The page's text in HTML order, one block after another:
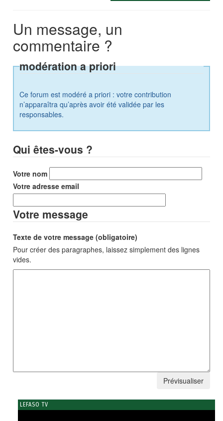
Un message, un
commentaire ?
modération a priori
Ce forum est modéré a priori : votre contribution
n’apparaîtra qu’après avoir été validée par les
responsables.
Qui êtes-vous ?
Votre nom
Votre adresse email
Votre message
Texte de votre message (obligatoire)
Pour créer des paragraphes, laissez simplement des lignes
vides.
LEFASO TV